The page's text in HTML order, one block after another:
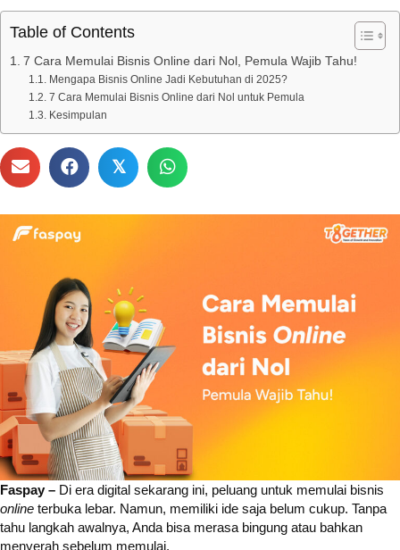
Table of Contents
7 Cara Memulai Bisnis Online dari Nol, Pemula Wajib Tahu!
Mengapa Bisnis Online Jadi Kebutuhan di 2025?
7 Cara Memulai Bisnis Online dari Nol untuk Pemula
Kesimpulan
𝕏
Faspay – Di era digital sekarang ini, peluang untuk memulai bisnis
online terbuka lebar. Namun, memiliki ide saja belum cukup. Tanpa
tahu langkah awalnya, Anda bisa merasa bingung atau bahkan
menyerah sebelum memulai.